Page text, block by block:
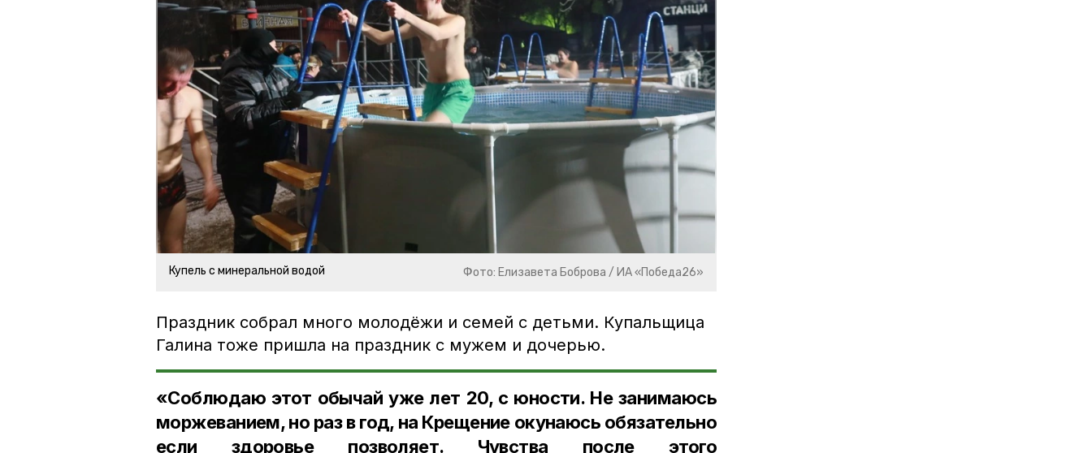
Купель с минеральной водой Фото: Елизавета Боброва / ИА «Победа26»
Праздник собрал много молодёжи и семей с детьми. Купальщица
Галина тоже пришла на праздник с мужем и дочерью.
«Соблюдаю этот обычай уже лет 20, с юности. Не занимаюсь
моржеванием, но раз в год, на Крещение окунаюсь обязательно
если здоровье позволяет. Чувства после этого